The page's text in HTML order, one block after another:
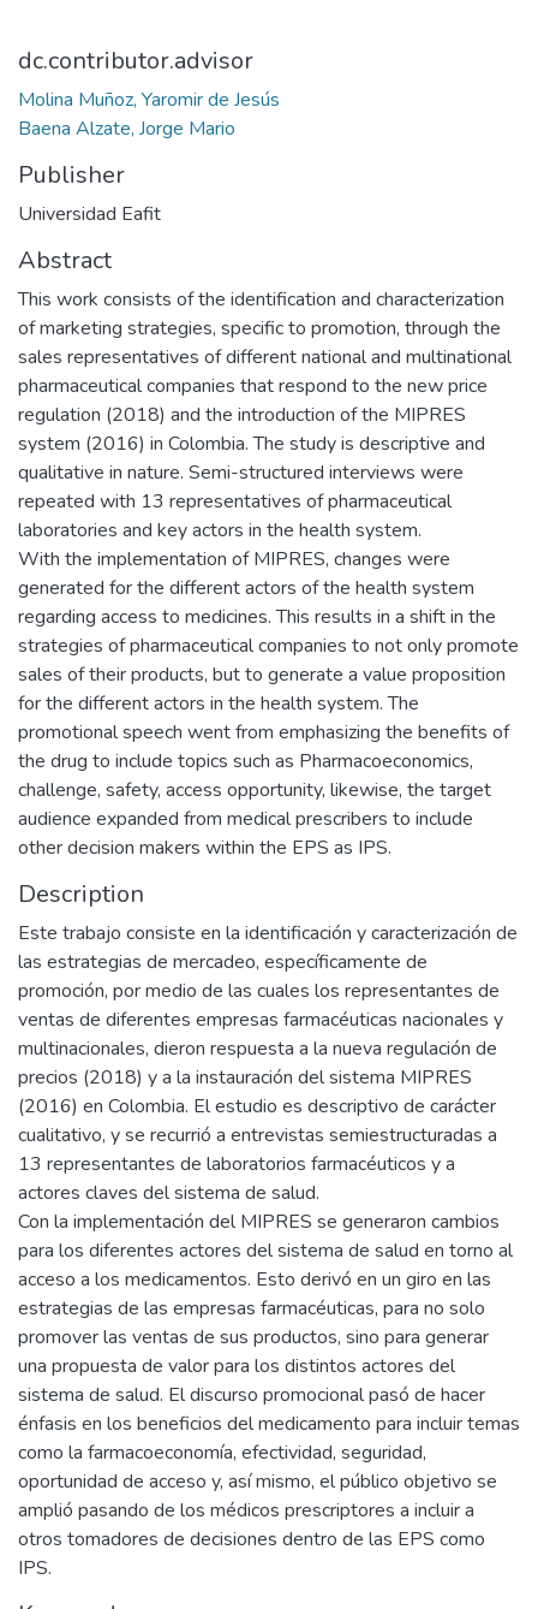
dc.contributor.advisor
Molina Muñoz, Yaromir de Jesús
Baena Alzate, Jorge Mario
Publisher
Universidad Eafit
Abstract
This work consists of the identification and characterization
of marketing strategies, specific to promotion, through the
sales representatives of different national and multinational
pharmaceutical companies that respond to the new price
regulation (2018) and the introduction of the MIPRES
system (2016) in Colombia. The study is descriptive and
qualitative in nature. Semi-structured interviews were
repeated with 13 representatives of pharmaceutical
laboratories and key actors in the health system.
With the implementation of MIPRES, changes were
generated for the different actors of the health system
regarding access to medicines. This results in a shift in the
strategies of pharmaceutical companies to not only promote
sales of their products, but to generate a value proposition
for the different actors in the health system. The
promotional speech went from emphasizing the benefits of
the drug to include topics such as Pharmacoeconomics,
challenge, safety, access opportunity, likewise, the target
audience expanded from medical prescribers to include
other decision makers within the EPS as IPS.
Description
Este trabajo consiste en la identificación y caracterización de
las estrategias de mercadeo, específicamente de
promoción, por medio de las cuales los representantes de
ventas de diferentes empresas farmacéuticas nacionales y
multinacionales, dieron respuesta a la nueva regulación de
precios (2018) y a la instauración del sistema MIPRES
(2016) en Colombia. El estudio es descriptivo de carácter
cualitativo, y se recurrió a entrevistas semiestructuradas a
13 representantes de laboratorios farmacéuticos y a
actores claves del sistema de salud.
Con la implementación del MIPRES se generaron cambios
para los diferentes actores del sistema de salud en torno al
acceso a los medicamentos. Esto derivó en un giro en las
estrategias de las empresas farmacéuticas, para no solo
promover las ventas de sus productos, sino para generar
una propuesta de valor para los distintos actores del
sistema de salud. El discurso promocional pasó de hacer
énfasis en los beneficios del medicamento para incluir temas
como la farmacoeconomía, efectividad, seguridad,
oportunidad de acceso y, así mismo, el público objetivo se
amplió pasando de los médicos prescriptores a incluir a
otros tomadores de decisiones dentro de las EPS como
IPS.